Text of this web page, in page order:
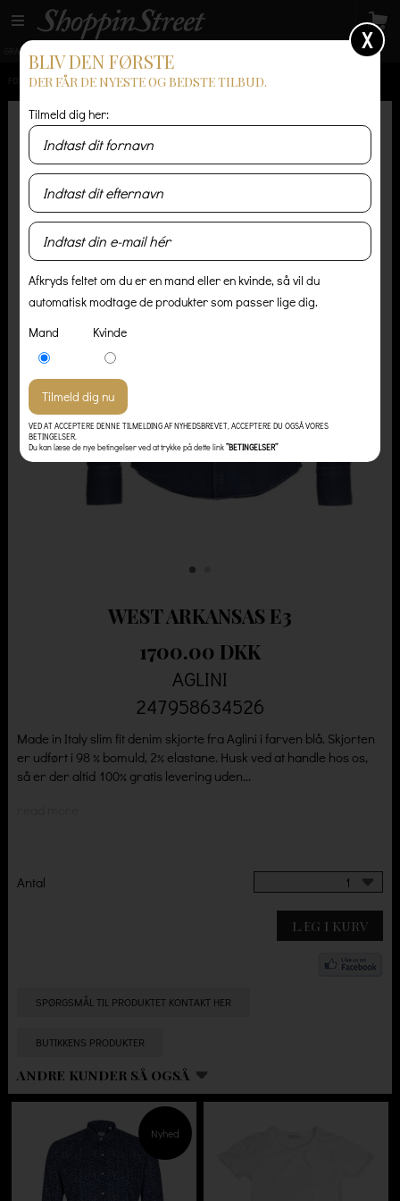
GRATIS LEVERING
FORSIDE / HERRE / SKJORTER / WEST ARKANSAS E3
WEST ARKANSAS E3
1700.00 DKK
AGLINI
247958634526
Made in Italy slim fit denim skjorte fra Aglini i farven blå. Skjorten
er udført i 98 % bomuld, 2% elastane. Husk ved at handle hos os,
så er der altid 100% gratis levering uden...
Antal 1
LÆG I KURV
SPØRGSMÅL TIL PRODUKTET KONTAKT HER
BUTIKKENS PRODUKTER
ANDRE KUNDER SÅ OGSÅ
Nyhed
X
BLIV DEN FØRSTE
DER FÅR DE NYESTE OG BEDSTE TILBUD.
Tilmeld dig her:
Afkryds feltet om du er en mand eller en kvinde, så vil du
automatisk modtage de produkter som passer lige dig.
Mand
Kvinde
VED AT ACCEPTERE DENNE TILMELDING AF NYHEDSBREVET, ACCEPTERE DU OGSÅ VORES
BETINGELSER.
Du kan læse de nye betingelser ved at trykke på dette link”BETINGELSER”